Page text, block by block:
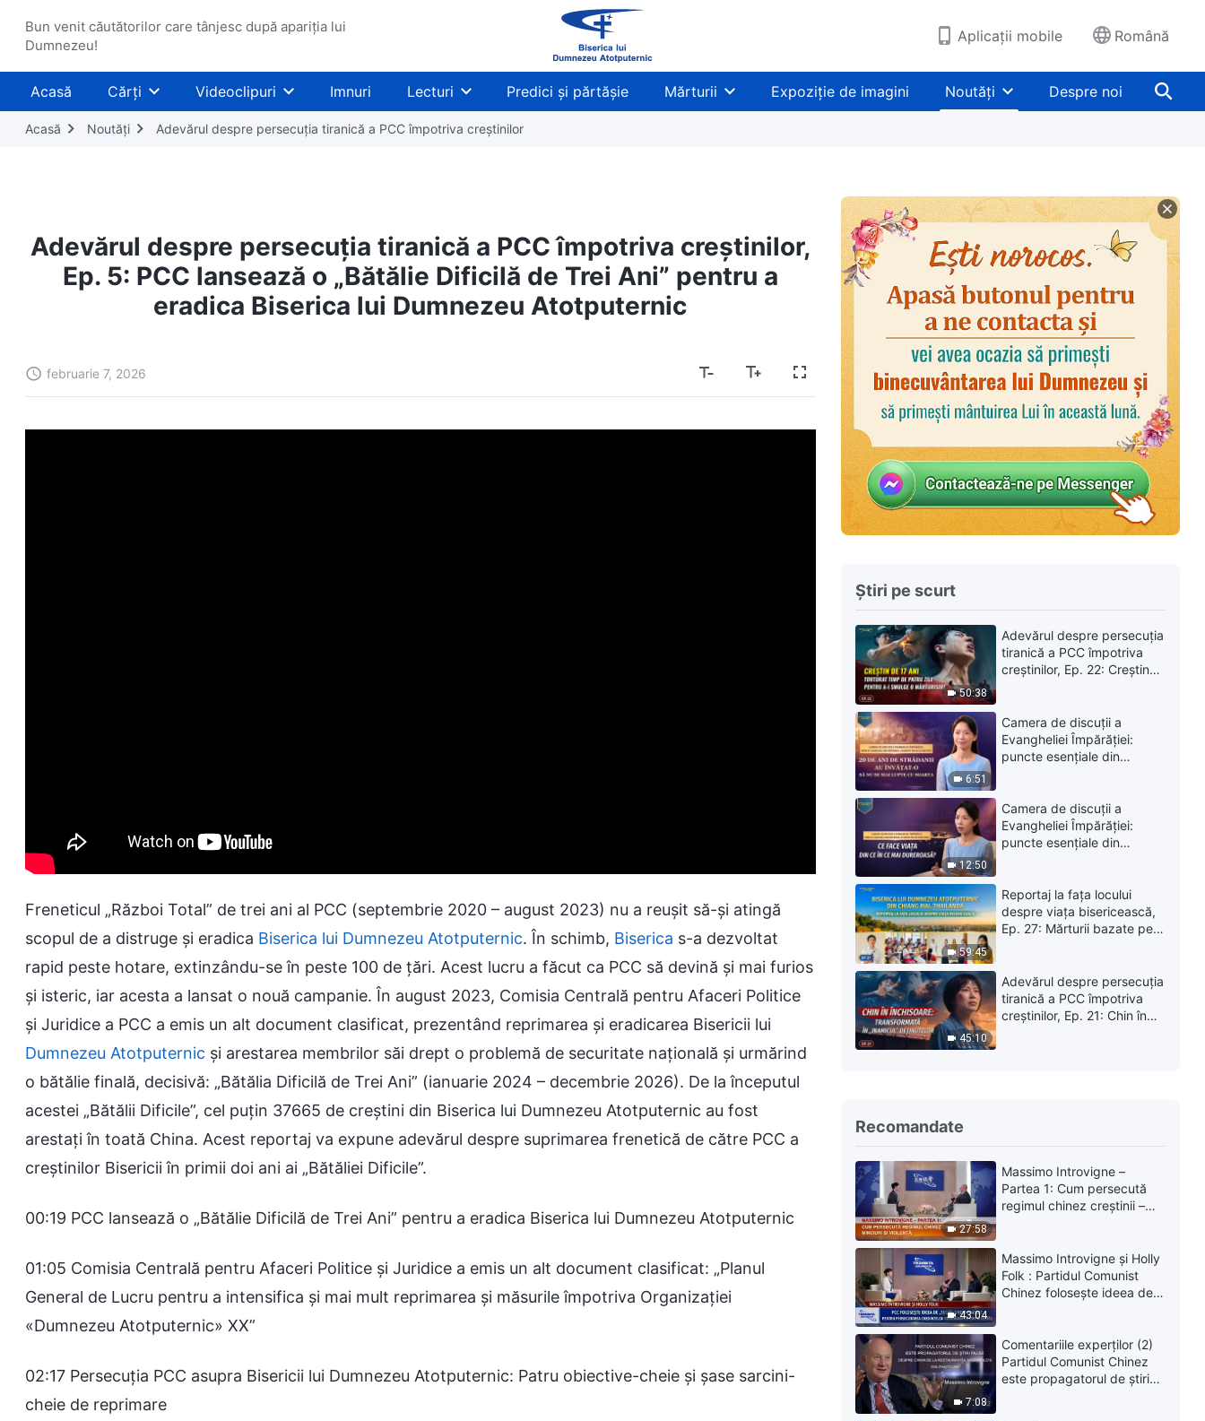
Bun venit căutătorilor care tânjesc după apariția lui
Dumnezeu!
Aplicații mobile Română
Acasă Cărți Videoclipuri Imnuri Lecturi Predici și părtășie Mărturii Expoziție de imagini Noutăți Despre noi
Acasă Noutăți Adevărul despre persecuția tiranică a PCC împotriva creștinilor
Adevărul despre persecuția tiranică a PCC împotriva creștinilor,
Ep. 5: PCC lansează o „Bătălie Dificilă de Trei Ani” pentru a
eradica Biserica lui Dumnezeu Atotputernic
februarie 7, 2026
Freneticul „Război Total” de trei ani al PCC (septembrie 2020 – august 2023) nu a reușit să-și atingă
scopul de a distruge și eradica Biserica lui Dumnezeu Atotputernic. În schimb, Biserica s-a dezvoltat
rapid peste hotare, extinzându-se în peste 100 de țări. Acest lucru a făcut ca PCC să devină și mai furios
și isteric, iar acesta a lansat o nouă campanie. În august 2023, Comisia Centrală pentru Afaceri Politice
și Juridice a PCC a emis un alt document clasificat, prezentând reprimarea și eradicarea Bisericii lui
Dumnezeu Atotputernic și arestarea membrilor săi drept o problemă de securitate națională și urmărind
o bătălie finală, decisivă: „Bătălia Dificilă de Trei Ani” (ianuarie 2024 – decembrie 2026). De la începutul
acestei „Bătălii Dificile”, cel puțin 37665 de creștini din Biserica lui Dumnezeu Atotputernic au fost
arestați în toată China. Acest reportaj va expune adevărul despre suprimarea frenetică de către PCC a
creștinilor Bisericii în primii doi ani ai „Bătăliei Dificile”.
00:19 PCC lansează o „Bătălie Dificilă de Trei Ani” pentru a eradica Biserica lui Dumnezeu Atotputernic
01:05 Comisia Centrală pentru Afaceri Politice și Juridice a emis un alt document clasificat: „Planul
General de Lucru pentru a intensifica și mai mult reprimarea și măsurile împotriva Organizației
«Dumnezeu Atotputernic» XX”
02:17 Persecuția PCC asupra Bisericii lui Dumnezeu Atotputernic: Patru obiective-cheie și șase sarcini-
cheie de reprimare
Știri pe scurt
50:38
Adevărul despre persecuția
tiranică a PCC împotriva
creștinilor, Ep. 22: Creștin
o mărturisire
6:51
Camera de discuții a
Evangheliei Împărăției:
puncte esențiale din
strădanii au învățat-o să nu
se mai lupte cu soarta
12:50
Camera de discuții a
Evangheliei Împărăției:
puncte esențiale din
din ce în ce mai dureroasă?
59:45
Reportaj la fața locului
despre viața bisericească,
Ep. 27: Mărturii bazate pe
Chiang Mai, Thailanda:
Experimentarea judecății
este atât de prețioasă
45:10
Adevărul despre persecuția
tiranică a PCC împotriva
creștinilor, Ep. 21: Chin în
Recomandate
27:58
Massimo Introvigne –
Partea 1: Cum persecută
regimul chinez creștinii –
43:04
Massimo Introvigne și Holly
Folk : Partidul Comunist
Chinez folosește ideea de
credințelor religioase Ce
este o sectă?
7:08
Comentariile experților (2)
Partidul Comunist Chinez
este propagatorul de ştiri